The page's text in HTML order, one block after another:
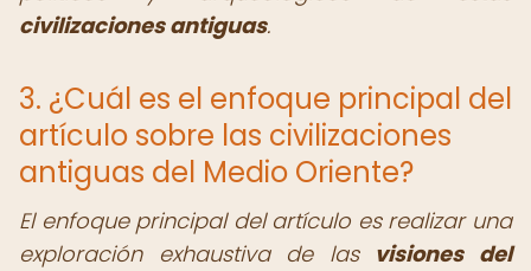
civilizaciones antiguas.
3. ¿Cuál es el enfoque principal del
artículo sobre las civilizaciones
antiguas del Medio Oriente?
El enfoque principal del artículo es realizar una
exploración exhaustiva de las visiones del